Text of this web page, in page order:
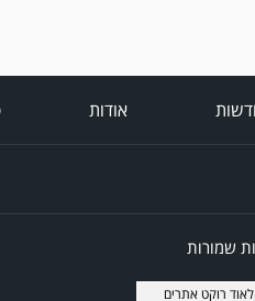
אודות
שמורות
רוקט אתרים